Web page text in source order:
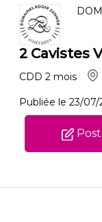
2 Cavistes
CDD 2 mois
Publiée le 23/07/